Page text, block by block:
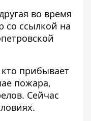
во время
со ссылкой на
прибывает
пожара,
Сейчас